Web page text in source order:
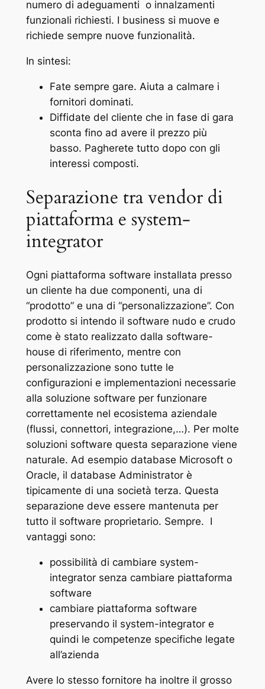
numero di adeguamenti o innalzamenti
funzionali richiesti. I business si muove e
richiede sempre nuove funzionalità.
In sintesi:
Fate sempre gare. Aiuta a calmare i
fornitori dominati.
Diffidate del cliente che in fase di gara
sconta fino ad avere il prezzo più
basso. Pagherete tutto dopo con gli
interessi composti.
Separazione tra vendor di
piattaforma e system-
integrator
Ogni piattaforma software installata presso
un cliente ha due componenti, una di
“prodotto” e una di “personalizzazione”. Con
prodotto si intendo il software nudo e crudo
come è stato realizzato dalla software-
house di riferimento, mentre con
personalizzazione sono tutte le
configurazioni e implementazioni necessarie
alla soluzione software per funzionare
correttamente nel ecosistema aziendale
(flussi, connettori, integrazione,…). Per molte
soluzioni software questa separazione viene
naturale. Ad esempio database Microsoft o
Oracle, il database Administrator è
tipicamente di una società terza. Questa
separazione deve essere mantenuta per
tutto il software proprietario. Sempre. I
vantaggi sono:
possibilità di cambiare system-
integrator senza cambiare piattaforma
software
cambiare piattaforma software
preservando il system-integrator e
quindi le competenze specifiche legate
all’azienda
Avere lo stesso fornitore ha inoltre il grosso